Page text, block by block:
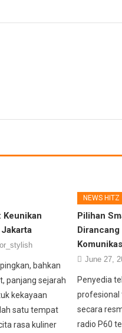
Keunikan
bahkan
panjang sejarah
kekayaan
satu tempat
rasa kuliner
NEWS HITZ
Pilihan
June 27,
Penyedia
profesional
secara
radio P60